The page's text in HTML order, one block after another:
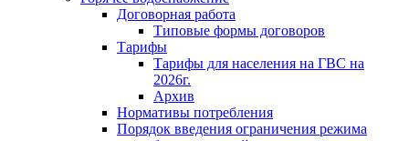
Договорная работа
Типовые формы договоров
Тарифы
Тарифы для населения на ГВС на
2026г.
Архив
Нормативы потребления
Порядок введения ограничения режима